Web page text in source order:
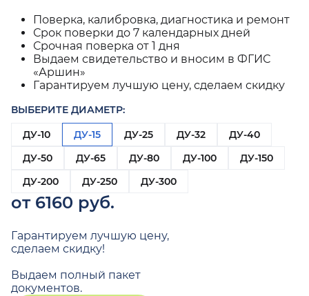
Поверка, калибровка, диагностика и ремонт
Срок поверки до 7 календарных дней
Срочная поверка от 1 дня
Выдаем свидетельство и вносим в ФГИС
«Аршин»
Гарантируем лучшую цену, сделаем скидку
ВЫБЕРИТЕ ДИАМЕТР:
ДУ-10
ДУ-15 ДУ-25 ДУ-32
ДУ-40
ДУ-50
ДУ-65 ДУ-80 ДУ-100
ДУ-150
ДУ-200
ДУ-250 ДУ-300
от 6160 руб.
Гарантируем лучшую цену,
сделаем скидку!
Выдаем полный пакет
документов.